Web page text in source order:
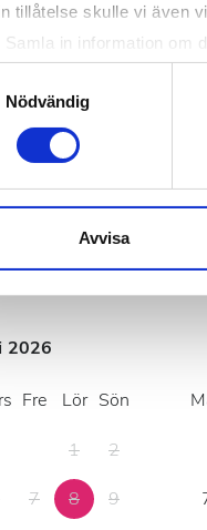
tillåtelse skulle vi även
Samla in information om
Identifiera din enhet
på mer om hur dina
tillbaka ditt samtycke
medier och analysera
medier och
Nödvändig
Avvisa
&
2026
Fre Lör Sön
1
2
7 8
9